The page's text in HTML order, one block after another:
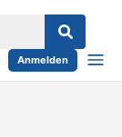
Anmelden